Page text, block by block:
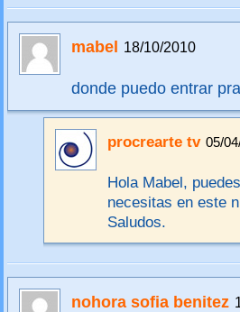
mabel 18/10/2010
donde puedo entrar
procrearte tv 05/
Hola Mabel,
necesitas en este
Saludos.
nohora sofia benitez